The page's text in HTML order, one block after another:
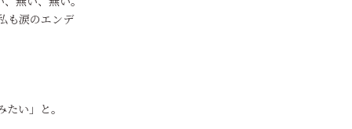
も涙のエンデ
い」と。